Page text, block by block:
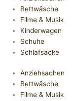
Bettwäsche
Filme & Musik
Kinderwagen
Schuhe
Schlafsäcke
Anziehsachen
Bettwäsche
Filme & Musik